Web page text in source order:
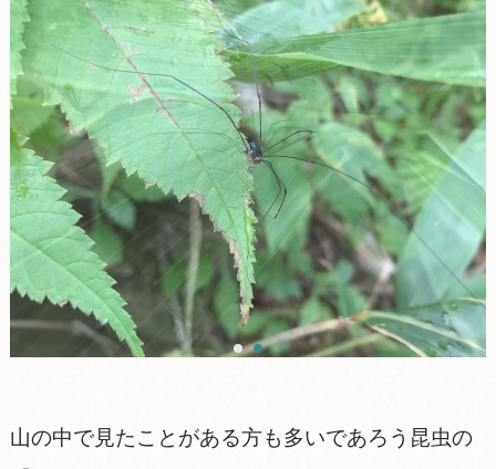
山の中で見たことがある方も多いであろう昆虫の